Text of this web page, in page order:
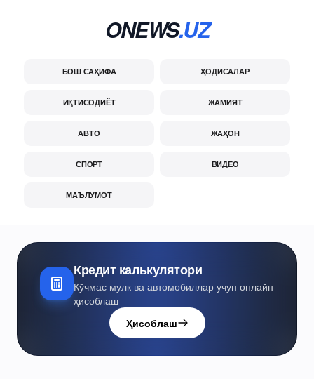
ONEWS.UZ
БОШ САҲИФА ҲОДИСАЛАР
ИҚТИСОДИЁТ ЖАМИЯТ
АВТО ЖАҲОН
СПОРТ ВИДЕО
МАЪЛУМОТ
Кредит калькулятори
Кўчмас мулк ва автомобиллар учун онлайн
ҳисоблаш
Ҳисоблаш